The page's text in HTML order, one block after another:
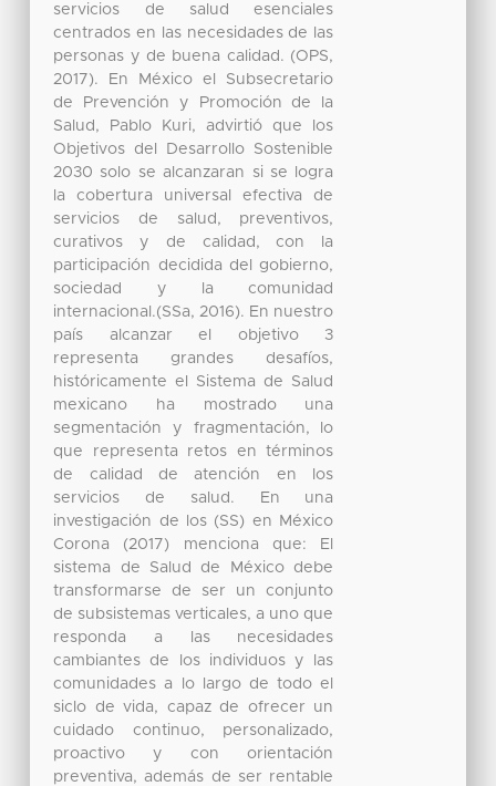
servicios de salud esenciales
centrados en las necesidades de las
personas y de buena calidad. (OPS,
2017). En México el Subsecretario
de Prevención y Promoción de la
Salud, Pablo Kuri, advirtió que los
Objetivos del Desarrollo Sostenible
2030 solo se alcanzaran si se logra
la cobertura universal efectiva de
servicios de salud, preventivos,
curativos y de calidad, con la
participación decidida del gobierno,
sociedad y la comunidad
internacional.(SSa, 2016). En nuestro
país alcanzar el objetivo 3
representa grandes desafíos,
históricamente el Sistema de Salud
mexicano ha mostrado una
segmentación y fragmentación, lo
que representa retos en términos
de calidad de atención en los
servicios de salud. En una
investigación de los (SS) en México
Corona (2017) menciona que: El
sistema de Salud de México debe
transformarse de ser un conjunto
de subsistemas verticales, a uno que
responda a las necesidades
cambiantes de los individuos y las
comunidades a lo largo de todo el
siclo de vida, capaz de ofrecer un
cuidado continuo, personalizado,
proactivo y con orientación
preventiva, además de ser rentable